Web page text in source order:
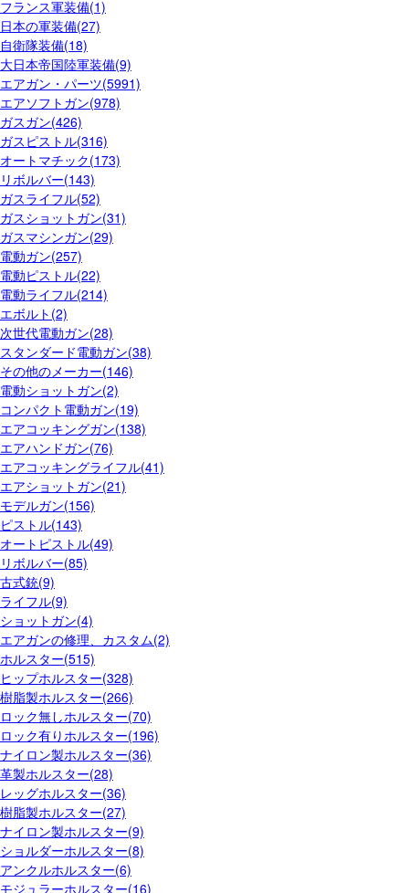
フランス軍装備(1)
日本の軍装備(27)
自衛隊装備(18)
大日本帝国陸軍装備(9)
エアガン・パーツ(5991)
エアソフトガン(978)
ガスガン(426)
ガスピストル(316)
オートマチック(173)
リボルバー(143)
ガスライフル(52)
ガスショットガン(31)
ガスマシンガン(29)
電動ガン(257)
電動ピストル(22)
電動ライフル(214)
エボルト(2)
次世代電動ガン(28)
スタンダード電動ガン(38)
その他のメーカー(146)
電動ショットガン(2)
コンパクト電動ガン(19)
エアコッキングガン(138)
エアハンドガン(76)
エアコッキングライフル(41)
エアショットガン(21)
モデルガン(156)
ピストル(143)
オートピストル(49)
リボルバー(85)
古式銃(9)
ライフル(9)
ショットガン(4)
エアガンの修理、カスタム(2)
ホルスター(515)
ヒップホルスター(328)
樹脂製ホルスター(266)
ロック無しホルスター(70)
ロック有りホルスター(196)
ナイロン製ホルスター(36)
革製ホルスター(28)
レッグホルスター(36)
樹脂製ホルスター(27)
ナイロン製ホルスター(9)
ショルダーホルスター(8)
アンクルホルスター(6)
モジュラーホルスター(16)